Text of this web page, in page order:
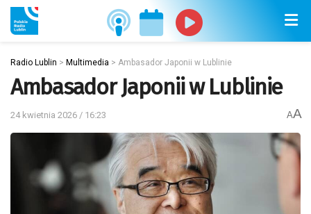
Radio Lublin > Multimedia > Ambasador Japonii w Lublinie
Ambasador Japonii w Lublinie
24 kwietnia 2026 / 16:23 AA